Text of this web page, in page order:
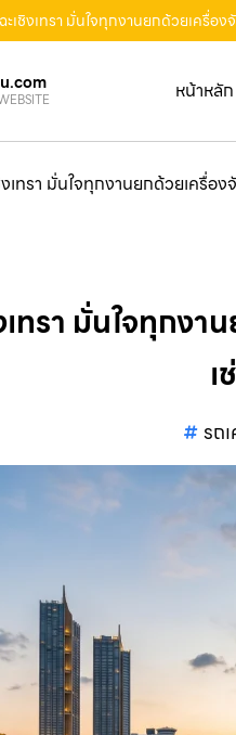
ะเชิงเทรา มั่นใจทุกงานยกด้วยเครื่อ
น.com หน้าหลัก
งเทรา มั่นใจทุกงานยกด้วยเครื่
เทรา มั่นใจทุก
รถ